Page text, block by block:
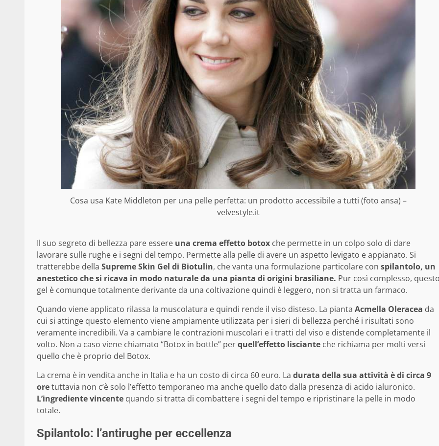
Cosa usa Kate Middleton per una pelle perfetta: un prodotto accessibile a tutti (foto ansa) –
velvestyle.it
Il suo segreto di bellezza pare essere una crema effetto botox che permette in un colpo solo di dare
lavorare sulle rughe e i segni del tempo. Permette alla pelle di avere un aspetto levigato e appianato. Si
tratterebbe della Supreme Skin Gel di Biotulin, che vanta una formulazione particolare con spilantolo, un
anestetico che si ricava in modo naturale da una pianta di origini brasiliane. Pur così complesso,
gel è comunque totalmente derivante da una coltivazione quindi è leggero, non si tratta un farmaco.
Quando viene applicato rilassa la muscolatura e quindi rende il viso disteso. La pianta Acmella Oleracea da
cui si attinge questo elemento viene ampiamente utilizzata per i sieri di bellezza perché i risultati sono
veramente incredibili. Va a cambiare le contrazioni muscolari e i tratti del viso e distende completamente il
volto. Non a caso viene chiamato “Botox in bottle” perquell’effetto lisciante che richiama per molti versi
quello che è proprio del Botox.
La crema è in vendita anche in Italia e ha un costo di circa 60 euro. La durata della sua attività è di circa 9
oretuttavia non c’è solo l’effetto temporaneo ma anche quello dato dalla presenza di acido ialuronico.
L’ingrediente vincente quando si tratta di combattere i segni del tempo e ripristinare la pelle in modo
totale.
Spilantolo: l’antirughe per eccellenza